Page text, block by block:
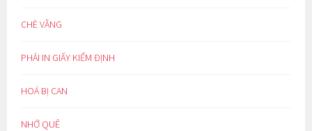
CHÈ VẰNG
PHẢI IN GIẤY KIỂM ĐỊNH
HOÁ BỊ CAN
NHỚ QUÊ